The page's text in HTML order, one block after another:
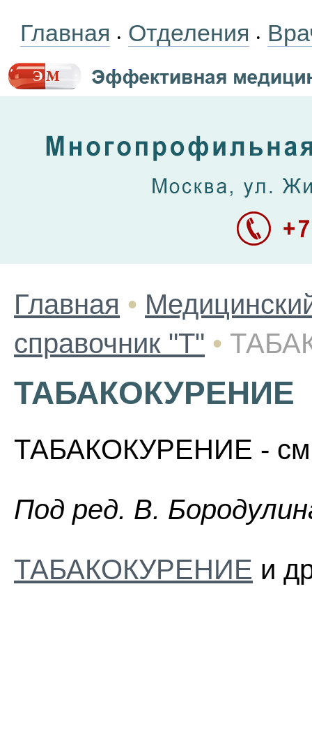
Главная • Отделения •
Главная •
справочник "Т" •
ТАБАКОКУРЕНИЕ
ТАБАКОКУРЕНИЕ - см
Пoд peд. B.
ТАБАКОКУРЕНИЕ и